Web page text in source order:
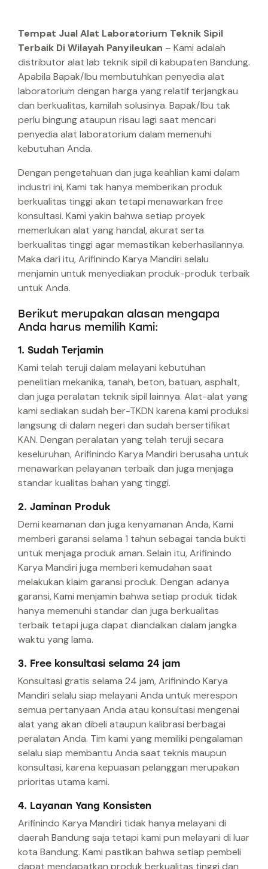
Tempat Jual Alat Laboratorium Teknik Sipil
Terbaik Di Wilayah Panyileukan – Kami adalah
distributor alat lab teknik sipil di kabupaten Bandung.
Apabila Bapak/Ibu membutuhkan penyedia alat
laboratorium dengan harga yang relatif terjangkau
dan berkualitas, kamilah solusinya. Bapak/Ibu tak
perlu bingung ataupun risau lagi saat mencari
penyedia alat laboratorium dalam memenuhi
kebutuhan Anda.
Dengan pengetahuan dan juga keahlian kami dalam
industri ini, Kami tak hanya memberikan produk
berkualitas tinggi akan tetapi menawarkan free
konsultasi. Kami yakin bahwa setiap proyek
memerlukan alat yang handal, akurat serta
berkualitas tinggi agar memastikan keberhasilannya.
Maka dari itu, Arifinindo Karya Mandiri selalu
menjamin untuk menyediakan produk-produk terbaik
untuk Anda.
Berikut merupakan alasan mengapa
Anda harus memilih Kami:
1. Sudah Terjamin
Kami telah teruji dalam melayani kebutuhan
penelitian mekanika, tanah, beton, batuan, asphalt,
dan juga peralatan teknik sipil lainnya. Alat-alat yang
kami sediakan sudah ber-TKDN karena kami produksi
langsung di dalam negeri dan sudah bersertifikat
KAN. Dengan peralatan yang telah teruji secara
keseluruhan, Arifinindo Karya Mandiri berusaha untuk
menawarkan pelayanan terbaik dan juga menjaga
standar kualitas bahan yang tinggi.
2. Jaminan Produk
Demi keamanan dan juga kenyamanan Anda, Kami
memberi garansi selama 1 tahun sebagai tanda bukti
untuk menjaga produk aman. Selain itu, Arifinindo
Karya Mandiri juga memberi kemudahan saat
melakukan klaim garansi produk. Dengan adanya
garansi, Kami menjamin bahwa setiap produk tidak
hanya memenuhi standar dan juga berkualitas
terbaik tetapi juga dapat diandalkan dalam jangka
waktu yang lama.
3. Free konsultasi selama 24 jam
Konsultasi gratis selama 24 jam, Arifinindo Karya
Mandiri selalu siap melayani Anda untuk merespon
semua pertanyaan Anda atau konsultasi mengenai
alat yang akan dibeli ataupun kalibrasi berbagai
peralatan Anda. Tim kami yang memiliki pengalaman
selalu siap membantu Anda saat teknis maupun
konsultasi, karena kepuasan pelanggan merupakan
prioritas utama kami.
4. Layanan Yang Konsisten
Arifinindo Karya Mandiri tidak hanya melayani di
daerah Bandung saja tetapi kami pun melayani di luar
kota Bandung. Kami pastikan bahwa setiap pembeli